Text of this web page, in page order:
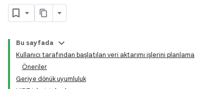
Bu sayfada
Kullanıcı tarafından başlatılan veri aktarımı işlerini planlama
Öneriler
Geriye dönük uyumluluk